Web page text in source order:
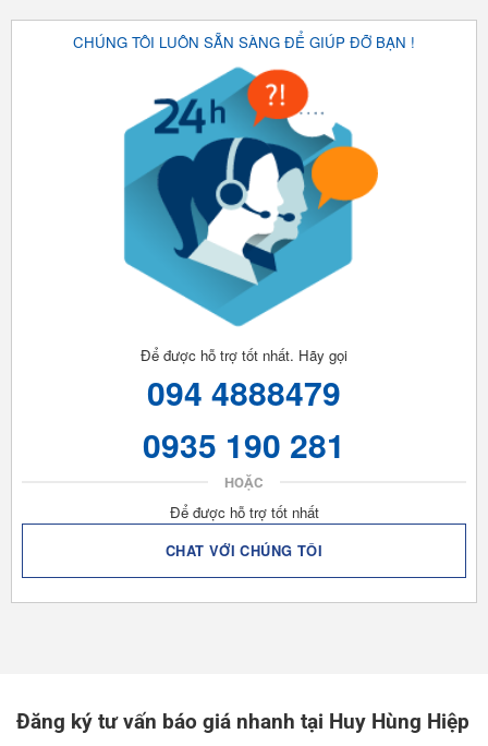
CHÚNG TÔI LUÔN SẴN SÀNG ĐỂ GIÚP ĐỠ BẠN !
Để được hỗ trợ tốt nhất. Hãy gọi
094 4888479
0935 190 281
HOẶC
Để được hỗ trợ tốt nhất
CHAT VỚI CHÚNG TÔI
Đăng ký tư vấn báo giá nhanh tại Huy Hùng Hiệp